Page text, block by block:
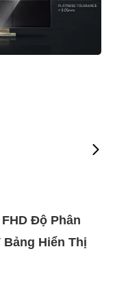
Độ Phân
Hiển Thị